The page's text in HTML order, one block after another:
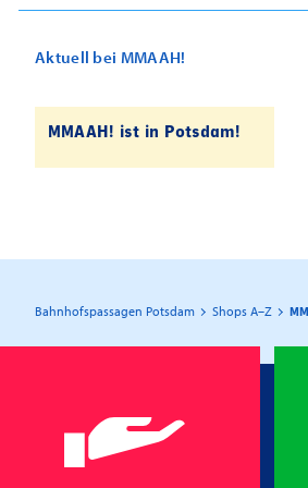
Aktuell bei MMAAH!
MMAAH! ist in Potsdam!
Bahnhofspassagen Potsdam Shops A–Z